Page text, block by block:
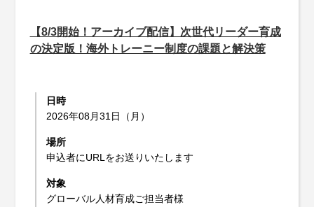
【8/3開始！アーカイブ配信】次世代リーダー育成
の決定版！海外トレーニー制度の課題と解決策
日時
2026年08月31日（月）
場所
申込者にURLをお送りいたします
対象
グローバル人材育成ご担当者様